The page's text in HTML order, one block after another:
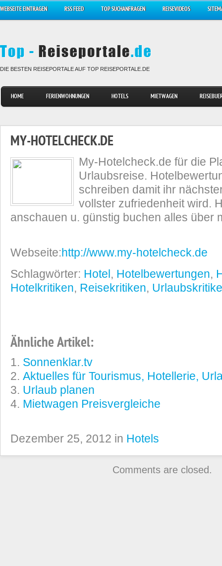
WEBSEITE EINTRAGEN RSS FEED TOP SUCHANFRAGEN REISEVIDEOS
DIE BESTEN REISEPORTALE AUF TOP REISEPORTALE.DE
HOME FERIENWOHNUNGEN HOTELS MIETWAGEN
MY-HOTELCHECK.DE
My-Hotelcheck.de für die
Urlaubsreise.
schreiben damit ihr
vollster zufriedenheit wird.
anschauen u. günstig buchen alles über
Webseite:http://www.my-hotelcheck.de
Schlagwörter: Hotel, Hotelbewertungen,
Hotelkritiken, Reisekritiken,
Ähnliche Artikel:
Sonnenklar.tv
Aktuelles für Tourismus, Hotellerie,
Urlaub planen
Mietwagen Preisvergleiche
Dezember 25, 2012 in Hotels
Comments are closed.